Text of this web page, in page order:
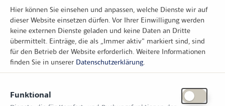
Zimper Media GmbH
Hier können Sie einsehen und anpassen, welche Dienste wir auf
dieser Website einsetzen dürfen. Vor Ihrer Einwilligung werden
keine externen Dienste geladen und keine Daten an Dritte
übermittelt. Einträge, die als „Immer aktiv" markiert sind, sind
für den Betrieb der Website erforderlich. Weitere Informationen
finden Sie in unserer Datenschutzerklärung.
Funktional